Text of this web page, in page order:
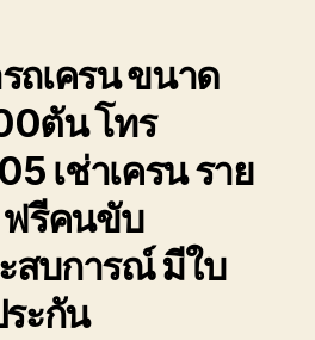
ของ
หนัก
ขึ้น
ดาดฟ้า
ตึก
สูง
ยก
ส่ง
ถเครน ขนาด
ตัน โทร
เช่าเครน ราย
ฟรีคนขับ
สบการณ์ มีใบ
ะกัน